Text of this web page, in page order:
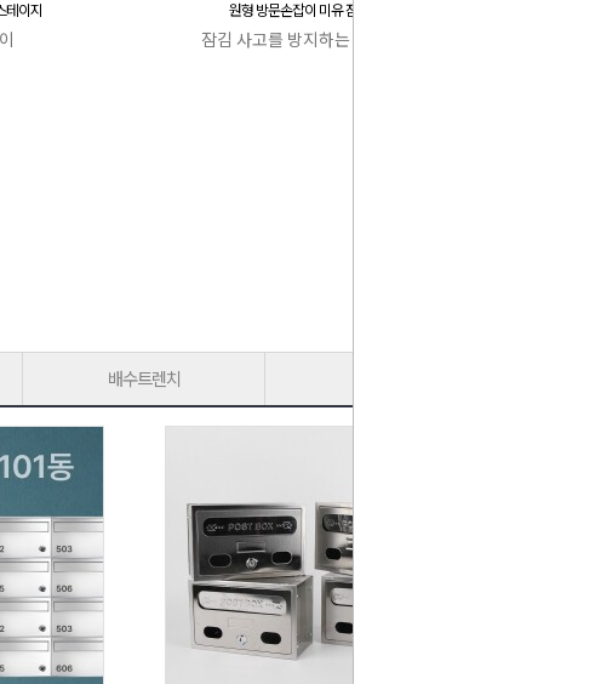
테이지 원형 방문손잡이 미유 잠김 사고 방지
잠김 사고를 방지하는 특허 캐치박스
배수트렌치